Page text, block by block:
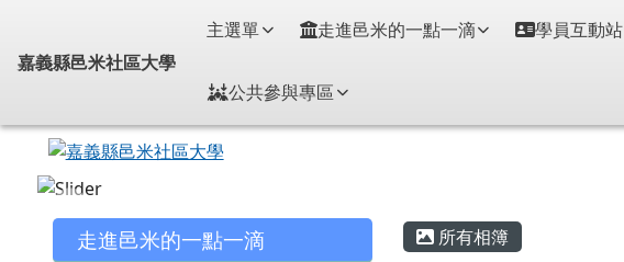
嘉義縣邑米社區大學
嘉義縣邑米社區大學
主選單 走進邑米的一點一滴 學員互動站
公共參與專區
左邊區域內容
走進邑米的一點一滴 主內容區域
所有相簿
頁尾區域